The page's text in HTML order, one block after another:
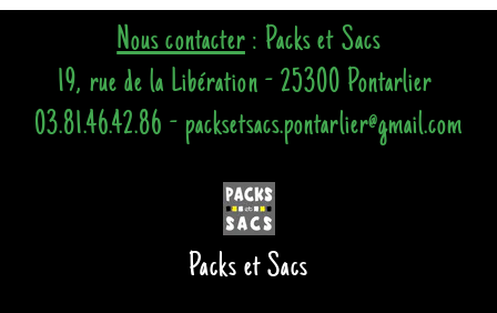
Nous contacter: Packs et Sacs
19, rue de la Libération - 25300 Pontarlier
03.81.46.42.86 - packsetsacs.pontarlier@gmail.com
Packs et Sacs